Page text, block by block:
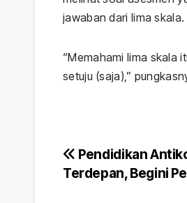
jawaban dari lima skala.
“Memahami lima skala
setuju (saja),”
Post
navigation
Pendidikan
Terdepan, Begini